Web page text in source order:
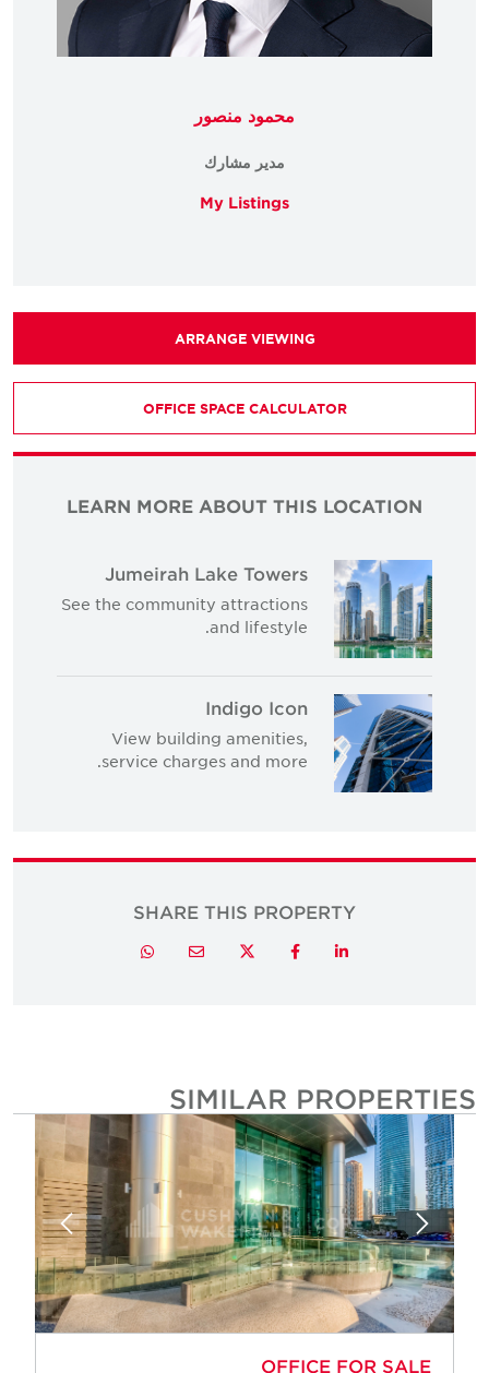
محمود منصور
مدير مشارك
My Listings
ARRANGE VIEWING
OFFICE SPACE CALCULATOR
LEARN MORE ABOUT THIS LOCATION
Jumeirah Lake Towers
See the community attractions
and lifestyle.
Indigo Icon
View building amenities,
service charges and more.
SHARE THIS PROPERTY
LinkedIn
Facebook
Twitter
Email
Whatsapp
SIMILAR PROPERTIES
OFFICE FOR SALE